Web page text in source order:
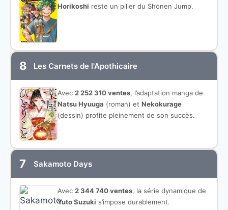
Horikoshi reste un pilier du Shonen Jump.
8 Les Carnets de l'Apothicaire
Avec 2 252 310 ventes, l’adaptation manga de
Natsu Hyuuga (roman) et Nekokurage
(dessin) profite pleinement de son succès.
7 Sakamoto Days
Avec 2 344 740 ventes, la série dynamique de
Yuto Suzuki s’impose durablement.